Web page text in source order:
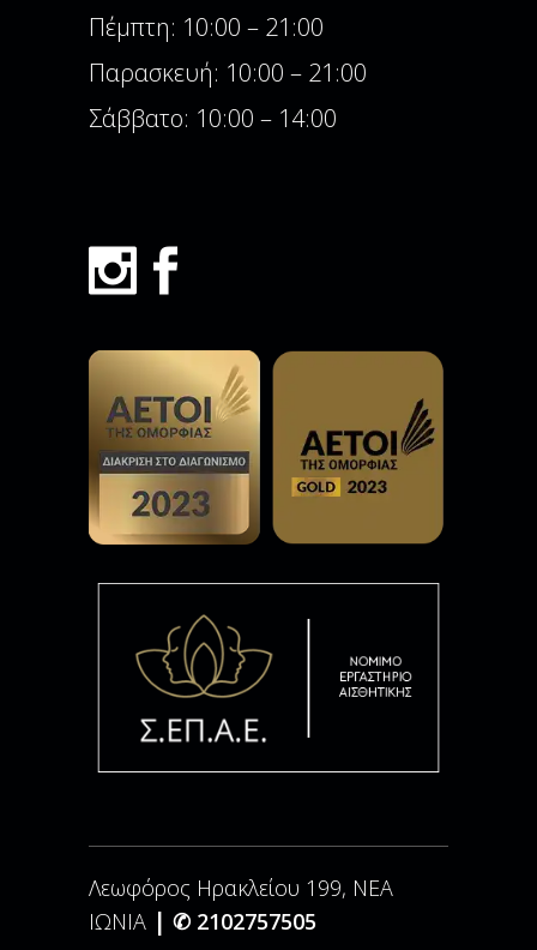
Πέμπτη: 10:00 – 21:00
Παρασκευή: 10:00 – 21:00
Σάββατο: 10:00 – 14:00
Λεωφόρος Ηρακλείου 199, ΝΕΑ
ΙΩΝΙΑ | ✆ 2102757505